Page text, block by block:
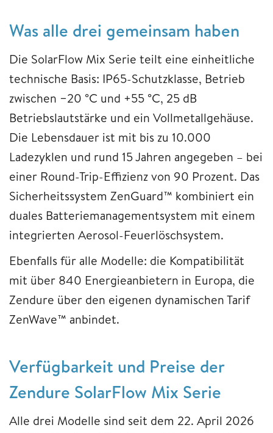
Was alle drei gemeinsam haben
Die SolarFlow Mix Serie teilt eine einheitliche
technische Basis: IP65-Schutzklasse, Betrieb
zwischen −20 °C und +55 °C, 25 dB
Betriebslautstärke und ein Vollmetallgehäuse.
Die Lebensdauer ist mit bis zu 10.000
Ladezyklen und rund 15 Jahren angegeben – bei
einer Round-Trip-Effizienz von 90 Prozent. Das
Sicherheitssystem ZenGuard™ kombiniert ein
duales Batteriemanagementsystem mit einem
integrierten Aerosol-Feuerlöschsystem.
Ebenfalls für alle Modelle: die Kompatibilität
mit über 840 Energieanbietern in Europa, die
Zendure über den eigenen dynamischen Tarif
ZenWave™ anbindet.
Verfügbarkeit und Preise der
Zendure SolarFlow Mix Serie
Alle drei Modelle sind seit dem 22. April 2026